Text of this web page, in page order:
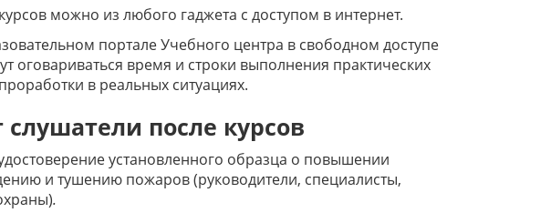
можно из любого гаджета с доступом в интернет.
портале Учебного центра в свободном доступе
оговариваться время и строки выполнения практических
в реальных ситуациях.
после курсов
установленного образца о повышении
и тушению пожаров (руководители, специалисты,
.